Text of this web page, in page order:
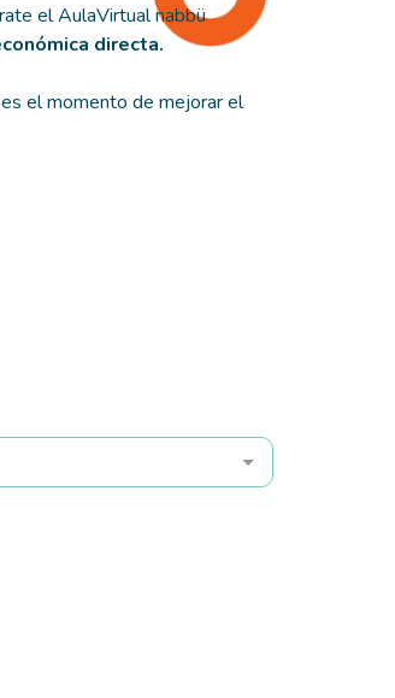
el AulaVirtual nabbü
directa.
el momento de mejorar el